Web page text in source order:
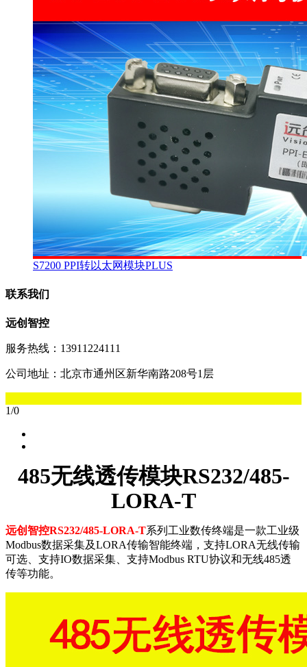
S7200 PPI转以太网模块PLUS
联系我们
远创智控
服务热线：13911224111
公司地址：北京市通州区新华南路208号1层
1/0
485无线透传模块RS232/485-
LORA-T
远创智控RS232/485-LORA-T系列工业数传终端是一款工业级
Modbus数据采集及LORA传输智能终端，支持LORA无线传输
可选、支持IO数据采集、支持Modbus RTU协议和无线485透
传等功能。